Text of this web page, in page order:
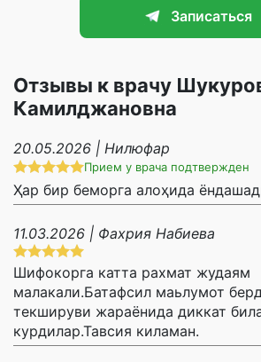
Записаться
Отзывы к врачу
Камилджановна
20.05.2026 | Нилюфар
Прием у врача подтвержден
Ҳар бир беморга алоҳида
11.03.2026 | Фахрия Набиева
Шифокорга катта рахмат жудаям
малакали.Батафсил маьлумот
текшируви жараёнида диккат
курдилар.Тавсия киламан.